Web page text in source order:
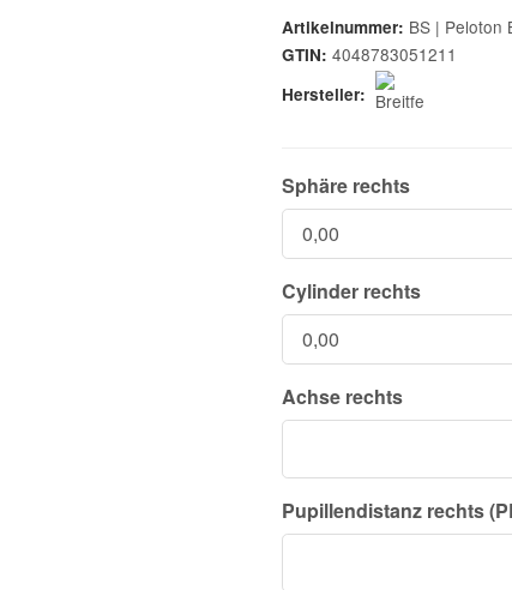
Artikelnummer: BS | Peloton
GTIN: 4048783051211
Hersteller:
Sphäre rechts
Cylinder rechts
Achse rechts
Pupillendistanz rechts